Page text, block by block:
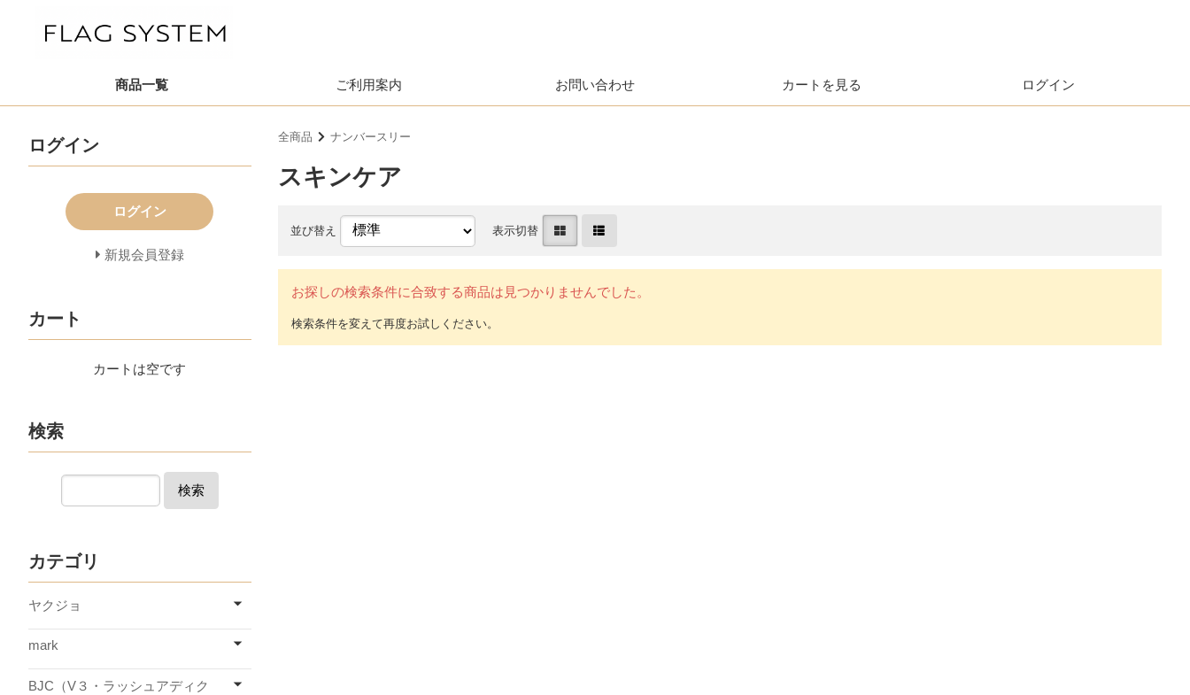
商品一覧 ご利用案内 お問い合わせ カートを見る ログイン
全商品 ナンバースリー
スキンケア
並び替え 表示切替
お探しの検索条件に合致する商品は見つかりませんでした。
ログイン
ログイン
新規会員登録
カート
カートは空です
検索
検索
カテゴリ
ヤクジョ
mark
BJC（V３・ラッシュアディク